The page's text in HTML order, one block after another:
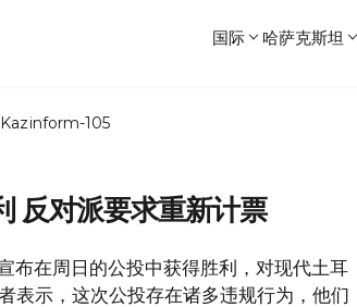
国际 哈萨克斯坦
Kazinform-105
反对派要求重新计票
布在周日的公投中获得胜利，对现代土耳
表示，这次公投存在诸多违规行为，他们